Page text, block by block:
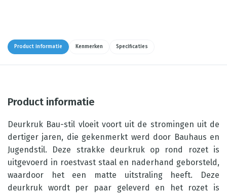
Product informatie Kenmerken Specificaties
Product informatie
Deurkruk Bau-stil vloeit voort uit de stromingen uit de
dertiger jaren, die gekenmerkt werd door Bauhaus en
Jugendstil. Deze strakke deurkruk op rond rozet is
uitgevoerd in roestvast staal en naderhand geborsteld,
waardoor het een matte uitstraling heeft. Deze
deurkruk wordt per paar geleverd en het rozet is